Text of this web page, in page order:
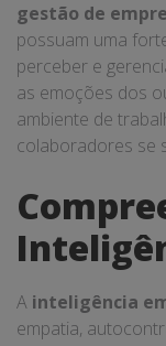
gestão de
possuam uma
perceber e
as emoções dos
ambiente de
colaboradores se
A inteligência
empatia,